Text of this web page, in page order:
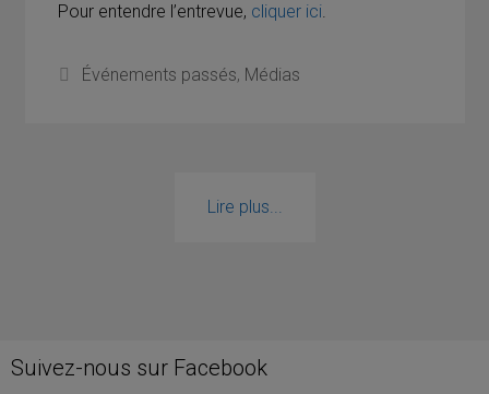
Pour entendre l’entrevue, cliquer ici.
Catégories
Événements passés, Médias
Lire plus...
Suivez-nous sur Facebook